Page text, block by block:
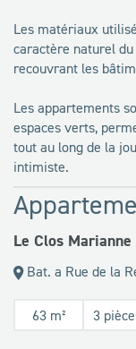
Les matériaux
caractère naturel
recouvrant les
Les appartements
espaces verts,
tout au long de la
intimiste.
Le Clos Marianne
Bat. a Rue de la
63 m² 3